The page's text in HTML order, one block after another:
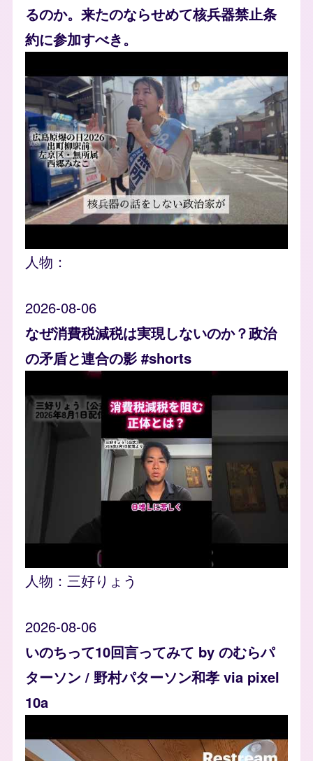
るのか。来たのならせめて核兵器禁止条
約に参加すべき。
人物：
2026-08-06
なぜ消費税減税は実現しないのか？政治
の矛盾と連合の影 #shorts
人物： 三好りょう
2026-08-06
いのちって10回言ってみて by のむらパ
ターソン / 野村パターソン和孝 via pixel
10a